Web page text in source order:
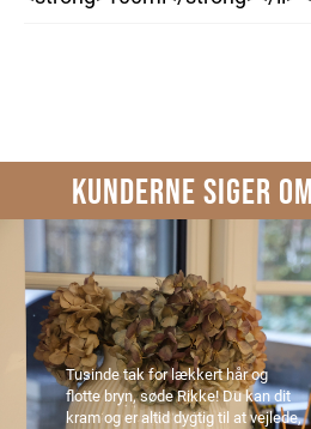
KUNDERNE SIGER
Tusinde tak for lækkert hår og
flotte bryn, søde Rikke! Du kan dit
kram og er altid dygtig til at vejlede,